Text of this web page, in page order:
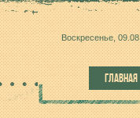
Воскресенье,
ГЛАВНАЯ